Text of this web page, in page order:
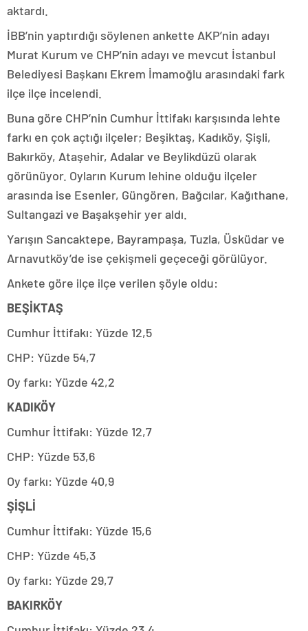
aktardı.
İBB’nin yaptırdığı söylenen ankette AKP’nin adayı
Murat Kurum ve CHP’nin adayı ve mevcut İstanbul
Belediyesi Başkanı Ekrem İmamoğlu arasındaki fark
ilçe ilçe incelendi.
Buna göre CHP’nin Cumhur İttifakı karşısında lehte
farkı en çok açtığı ilçeler; Beşiktaş, Kadıköy, Şişli,
Bakırköy, Ataşehir, Adalar ve Beylikdüzü olarak
görünüyor. Oyların Kurum lehine olduğu ilçeler
arasında ise Esenler, Güngören, Bağcılar, Kağıthane,
Sultangazi ve Başakşehir yer aldı.
Yarışın Sancaktepe, Bayrampaşa, Tuzla, Üsküdar ve
Arnavutköy’de ise çekişmeli geçeceği görülüyor.
Ankete göre ilçe ilçe verilen şöyle oldu:
BEŞİKTAŞ
Cumhur İttifakı: Yüzde 12,5
CHP: Yüzde 54,7
Oy farkı: Yüzde 42,2
KADIKÖY
Cumhur İttifakı: Yüzde 12,7
CHP: Yüzde 53,6
Oy farkı: Yüzde 40,9
ŞİŞLİ
Cumhur İttifakı: Yüzde 15,6
CHP: Yüzde 45,3
Oy farkı: Yüzde 29,7
BAKIRKÖY